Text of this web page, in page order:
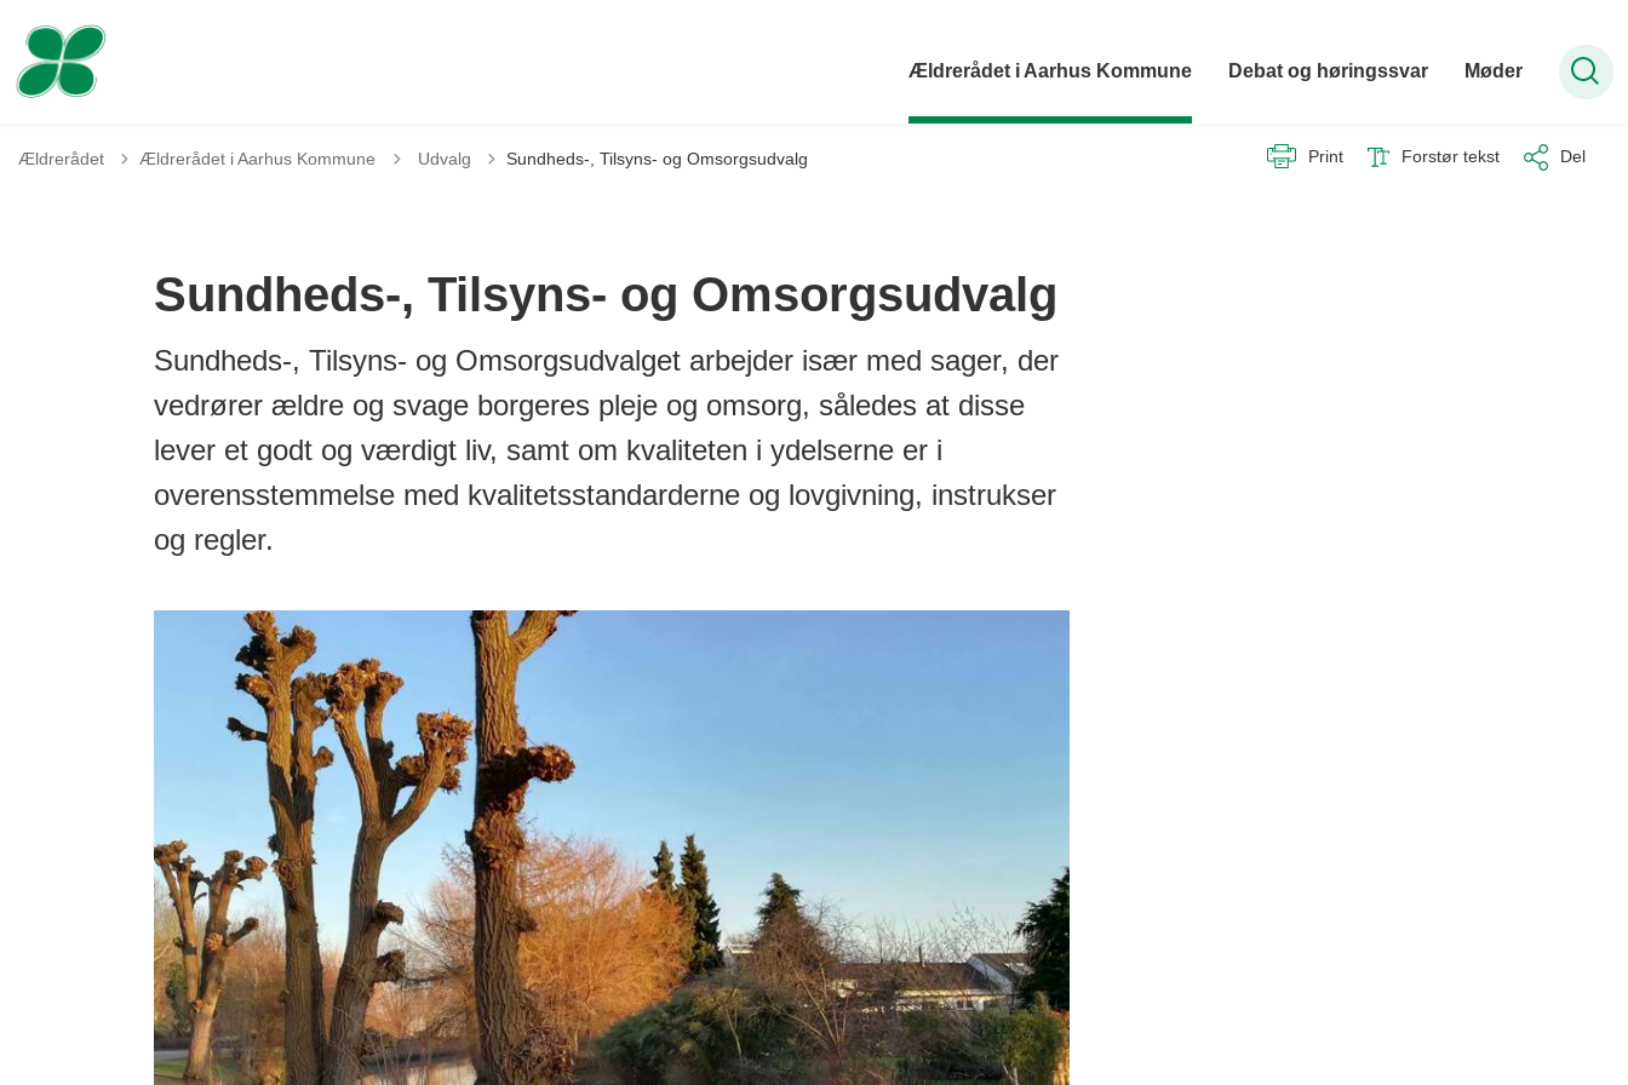
Ældrerådet i Aarhus Kommune Debat og høringssvar Møder
Ældrerådet Ældrerådet i Aarhus Kommune Tilbage til
Udvalg Sundheds-, Tilsyns- og Omsorgsudvalg Print Forstør tekst Del
Sundheds-, Tilsyns- og Omsorgsudvalg
Sundheds-, Tilsyns- og Omsorgsudvalget arbejder især med sager, der
vedrører ældre og svage borgeres pleje og omsorg, således at disse
lever et godt og værdigt liv, samt om kvaliteten i ydelserne er i
overensstemmelse med kvalitetsstandarderne og lovgivning, instrukser
og regler.